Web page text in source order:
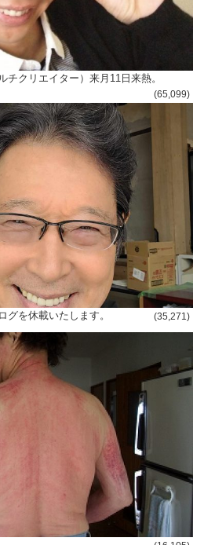
チクリエイター）来月11日来熱。
(65,099)
グを休載いたします。 (35,271)